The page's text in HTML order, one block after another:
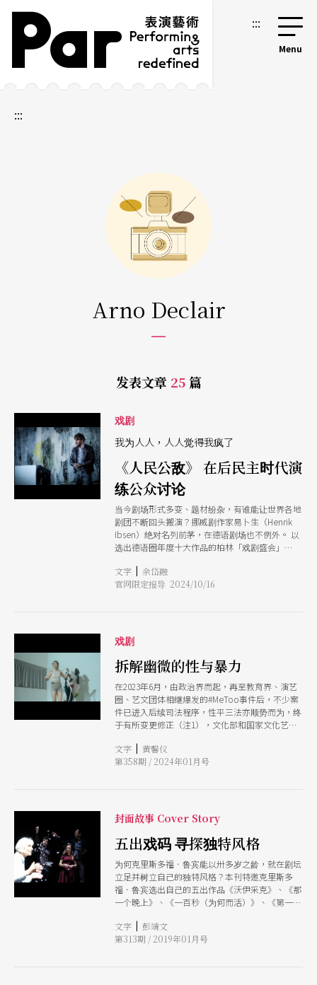
跳到主要内容区块
网站导览 :::
:::
Arno Declair
发表文章 25篇
戏剧
我为人人，人人觉得我疯了
《人民公敌》 在后民主时代演
练公众讨论
当今剧场形式多变、题材纷杂，有谁能让世界各地
剧团不断回头搬演？挪威剧作家易卜生（Henrik
Ibsen）绝对名列前茅，在德语剧场也不例外。 以
选出德语圈年度十大作品的柏林「戏剧盛会」
生的节目高达29出，且数度同年有两部不同剧院制
作的作品入围。能超越此纪录的，目前只有莎士比
仿佛设下一道道谜题。 在德语圈，搬演易卜生榜
上有名的欧斯特麦耶（Thomas Ostermeier）就
表示，德国的导演剧场在1970到90年代兴起时，搬
演易卜生往往变成在「揭露灵魂的秘密」，却因而
让角色失去了行动。当欧斯特麦耶踏入易卜生的世
界时，他发现人物灵魂不是故事源头，钱才是，
「这些角色都承受巨大的经济压力，而易卜生总是
用经济压力当作剧本的动力来源。」（注1） 也就
是建立或限制了他们物质生活的家庭关系和社会网
络，影响了「角色怎么做」。换句话说，在欧斯特
译为列宁广场剧院）于亚维侬艺术节首演的《人民
公敌》，就紧扣这个观点。
文字 | 余岱融
官网限定报导 2024/10/16
戏剧
拆解幽微的性与暴力
在2023年6月，由政治界而起，再至教育界、演艺
圈、艺文团体相继爆发的#MeToo事件后，不少案
件已进入后续司法程序，性平三法亦顺势而为，终
于有所变更修正（注1），文化部和国家文化艺术
奖补助处置。（注2）当体制介入，民众关注度可
能有开始降温的趋势，却也有无法自证的事件渐渐
元面向 如果要谈纯粹的性暴力，输入关键字就可
以查到定义。维基百科即清楚引述2002年世界卫生
组织（WHO）的《世界暴力与卫生报告》，将性
暴力定义为：「（施暴者）以暴力或胁迫等手段，
企图强迫他人跟自身发生任何形式的性关系、性骚
扰、性挑逗，以及贩运自身予他人等行为，不论当
事人之间的关系为何，且可以发生在任何场所，包
括但不限于职场或家庭。」然而落实到生活中，再
有模糊不清的地带像是性暴力也包含言语骚扰和开
黄腔等非肢体触碰的行为，而偷拍和散播私密影像
文字 | 黄馨仪
第358期 / 2024年01月号
封面故事 Cover Story
五出戏码 寻探独特风格
为何克里斯多福．鲁宾能以卅多岁之龄，就在剧坛
立足并树立自己的独特风格？本刊特邀克里斯多
福．鲁宾选出自己的五出作品《沃伊采克》、《那
一个晚上》、《一百秒（为何而活）》、《第一个
的作品自述，也能让读者看到这位才华洋溢的导
演，是如何思考作品与创作。
文字 | 彭靖文
第313期 / 2019年01月号